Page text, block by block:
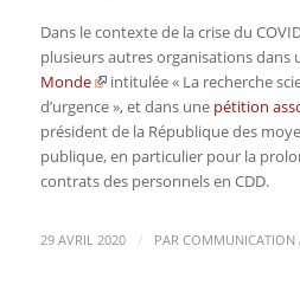
Dans le contexte de la crise du
plusieurs autres organisations dans
Monde
intitulée « La recherche
d’urgence », et dans une pétition
président de la République des
publique, en particulier pour la
contrats des personnels en CDD.
29 AVRIL 2020 / PAR COMMUNICATION